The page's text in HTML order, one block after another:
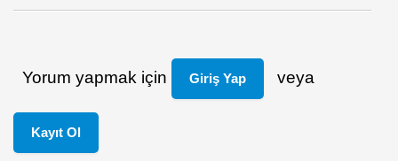
Yorum yapmak için Giriş Yap veya
Kayıt Ol